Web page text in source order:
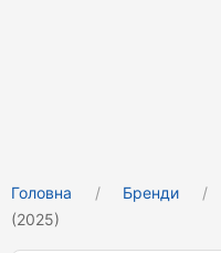
Головна Бренди
(2025)